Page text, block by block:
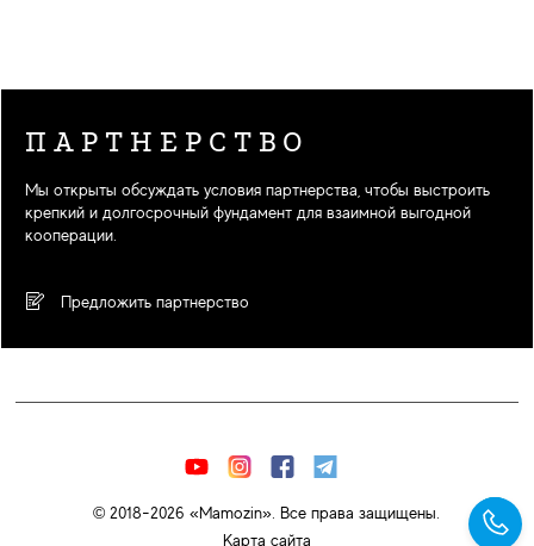
ПАРТНЕРСТВО
Мы открыты обсуждать условия партнерства, чтобы выстроить
крепкий и долгосрочный фундамент для взаимной выгодной
кооперации.
Предложить партнерство
© 2018-2026 «Mamozin». Все права защищены.
Карта сайта